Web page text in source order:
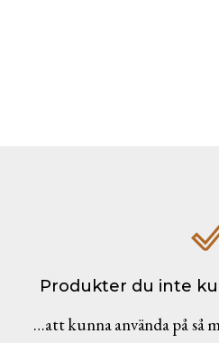
Produkter du inte
…att kunna använda på så